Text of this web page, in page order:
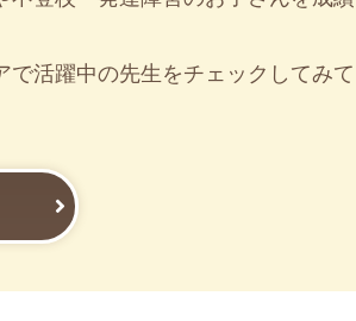
活躍中の先生をチェックしてみて